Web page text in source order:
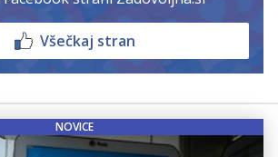
Všečkaj stran
NOVICE